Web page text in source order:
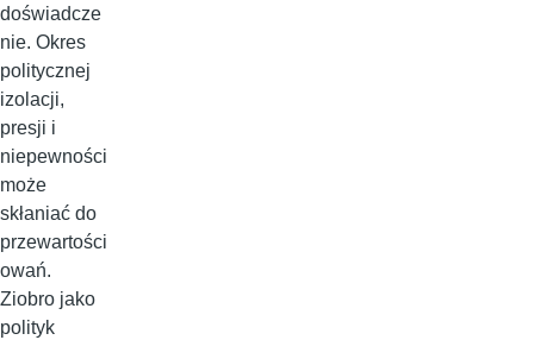
doświadcze
nie. Okres
politycznej
izolacji,
presji i
niepewności
może
skłaniać do
przewartości
owań.
Ziobro jako
polityk